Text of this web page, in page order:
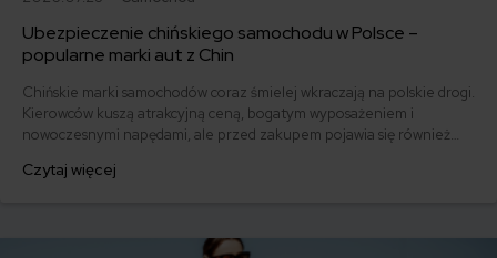
Ubezpieczenie chińskiego samochodu w Polsce –
popularne marki aut z Chin
Chińskie marki samochodów coraz śmielej wkraczają na polskie drogi.
Kierowców kuszą atrakcyjną ceną, bogatym wyposażeniem i
nowoczesnymi napędami, ale przed zakupem pojawia się również
komunikacyjne dla marek takich jak MG, BYD, Omoda, Jaecoo i BAIC
Czytaj więcej